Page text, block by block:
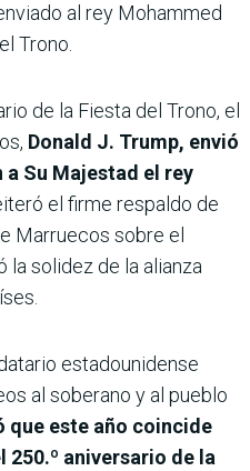
al rey Mohammed
Trono.
de la Fiesta del Trono, el
Donald J. Trump, envió
Su Majestad el rey
el firme respaldo de
Marruecos sobre el
la solidez de la alianza
estadounidense
al soberano y al pueblo
que este año coincide
aniversario de la